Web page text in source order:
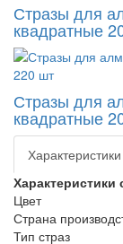
Стразы для
квадратные
Стразы для
квадратные
Характеристики
Характеристики
Цвет
Страна
Тип страз